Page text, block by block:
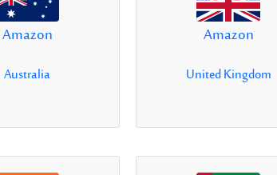
Amazon
United Kingdom
Amazon
Australia